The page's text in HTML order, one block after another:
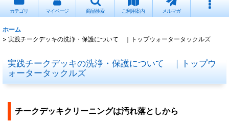
カテゴリ マイページ 商品検索 ご利用案内 メルマガ
ホーム
> 実践チークデッキの洗浄・保護について ｜トップウォータータックルズ
実践チークデッキの洗浄・保護について ｜トップウ
ォータータックルズ
チークデッキクリーニングは汚れ落としから